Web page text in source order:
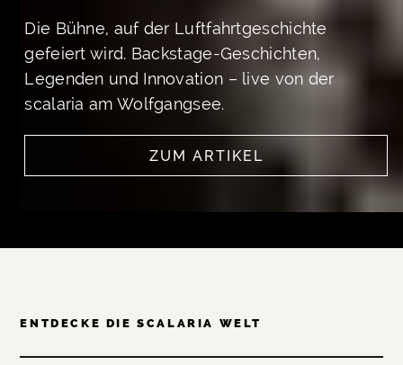
Die Bühne, auf der Luftfahrtgeschichte
gefeiert wird. Backstage-Geschichten,
Legenden und Innovation – live von der
scalaria am Wolfgangsee.
ZUM ARTIKEL
SEE MORE
ENTDECKE DIE SCALARIA WELT